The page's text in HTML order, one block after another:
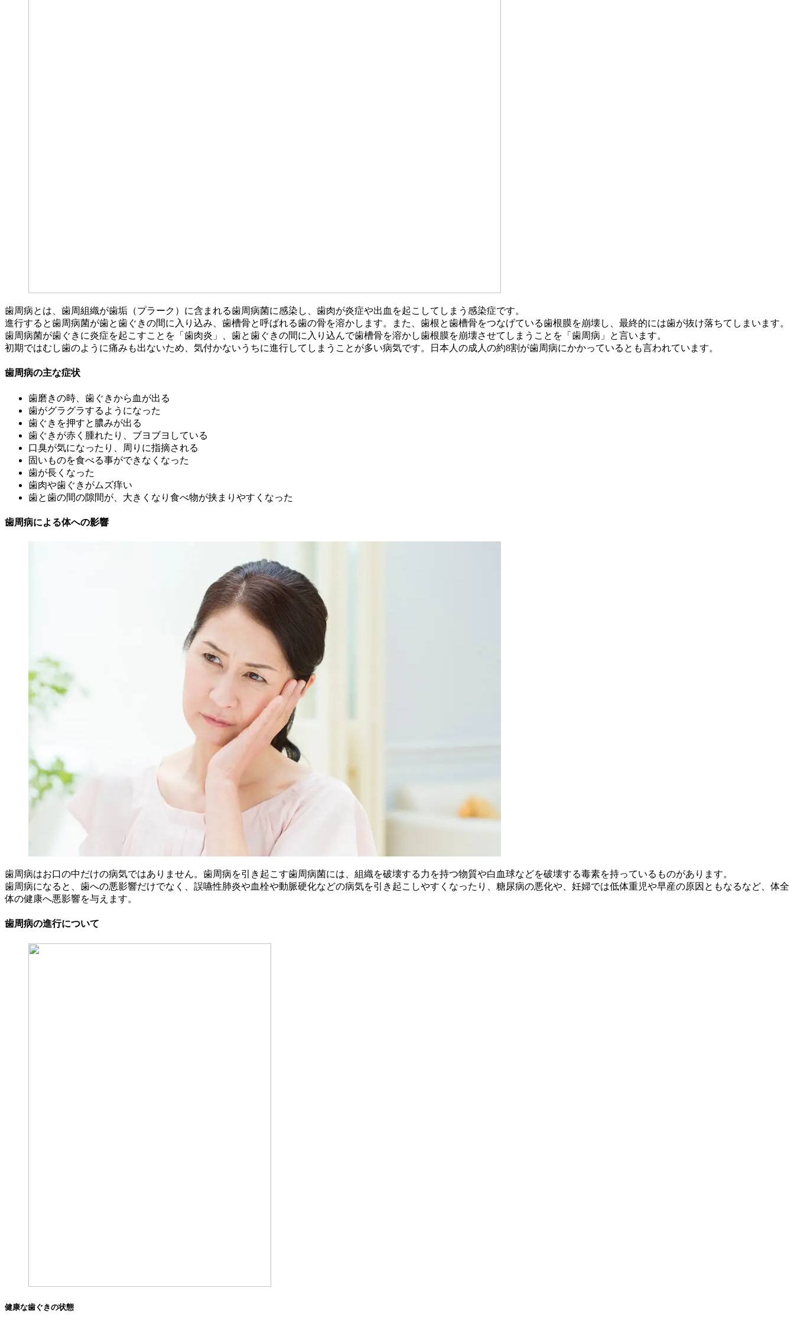
歯周病とは、歯周組織が歯垢（プラーク）に含まれる歯周病菌に感染し、歯肉が炎症や出血を起こしてしまう感染症です。
進行すると歯周病菌が歯と歯ぐきの間に入り込み、歯槽骨と呼ばれる歯の骨を溶かします。また、歯根と歯槽骨をつなげている歯根膜を崩壊し、最終的には歯が抜け落ちてしまいます。
歯周病菌が歯ぐきに炎症を起こすことを「歯肉炎」、歯と歯ぐきの間に入り込んで歯槽骨を溶かし歯根膜を崩壊させてしまうことを「歯周病」と言います。
初期ではむし歯のように痛みも出ないため、気付かないうちに進行してしまうことが多い病気です。日本人の成人の約8割が歯周病にかかっているとも言われています。
歯周病の主な症状
歯磨きの時、歯ぐきから血が出る
歯がグラグラするようになった
歯ぐきを押すと膿みが出る
歯ぐきが赤く腫れたり、ブヨブヨしている
口臭が気になったり、周りに指摘される
固いものを食べる事ができなくなった
歯が長くなった
歯肉や歯ぐきがムズ痒い
歯と歯の間の隙間が、大きくなり食べ物が挟まりやすくなった
歯周病による体への影響
歯周病はお口の中だけの病気ではありません。歯周病を引き起こす歯周病菌には、組織を破壊する力を持つ物質や白血球などを破壊する毒素を持っているものがあります。
歯周病になると、歯への悪影響だけでなく、誤嚥性肺炎や血栓や動脈硬化などの病気を引き起こしやすくなったり、糖尿病の悪化や、妊婦では低体重児や早産の原因ともなるなど、体全
体の健康へ悪影響を与えます。
歯周病の進行について
健康な歯ぐきの状態